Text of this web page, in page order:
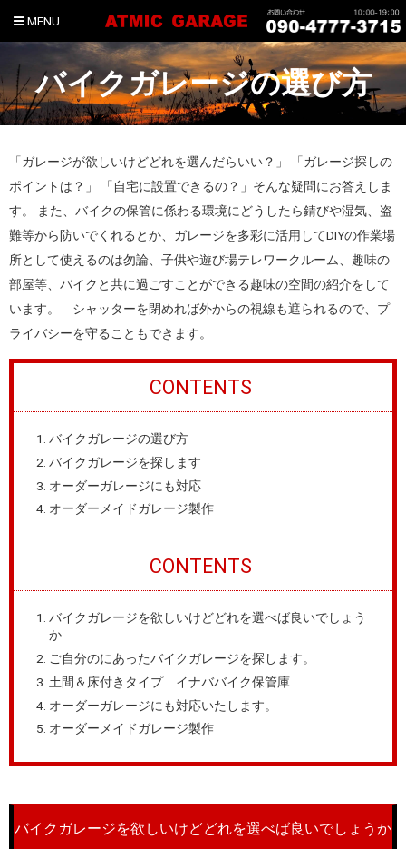
MENU
バイクガレージの選び方
「ガレージが欲しいけどどれを選んだらいい？」 「ガレージ探しの
ポイントは？」 「自宅に設置できるの？」そんな疑問にお答えしま
す。 また、バイクの保管に係わる環境にどうしたら錆びや湿気、盗
難等から防いでくれるとか、ガレージを多彩に活用してDIYの作業場
所として使えるのは勿論、子供や遊び場テレワークルーム、趣味の
部屋等、バイクと共に過ごすことができる趣味の空間の紹介をして
います。 シャッターを閉めれば外からの視線も遮られるので、プ
ライバシーを守ることもできます。
CONTENTS
バイクガレージの選び方
バイクガレージを探します
オーダーガレージにも対応
オーダーメイドガレージ製作
CONTENTS
バイクガレージを欲しいけどどれを選べば良いでしょう
か
ご自分のにあったバイクガレージを探します。
土間＆床付きタイプ イナババイク保管庫
オーダーガレージにも対応いたします。
オーダーメイドガレージ製作
バイクガレージを欲しいけどどれを選べば良いでしょうか